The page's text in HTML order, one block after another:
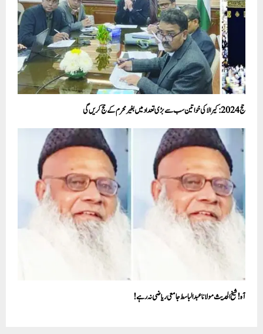
حج 2024: کیرالا کی خواتین سب سے بڑی تعداد میں بغیر محرم کے حج کریں گی
آہ! شیخ الحدیث مولانا عبد الباسط جامعی ریاضی نہ رہے!